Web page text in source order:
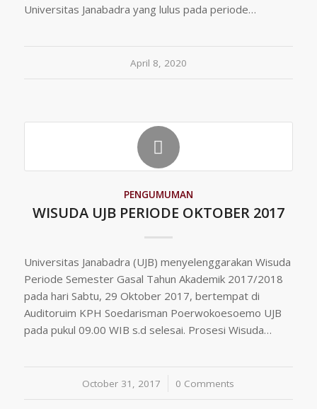
Universitas Janabadra yang lulus pada periode…
April 8, 2020
PENGUMUMAN
WISUDA UJB PERIODE OKTOBER 2017
Universitas Janabadra (UJB) menyelenggarakan Wisuda
Periode Semester Gasal Tahun Akademik 2017/2018
pada hari Sabtu, 29 Oktober 2017, bertempat di
Auditoruim KPH Soedarisman Poerwokoesoemo UJB
pada pukul 09.00 WIB s.d selesai. Prosesi Wisuda…
October 31, 2017
/ 0 Comments